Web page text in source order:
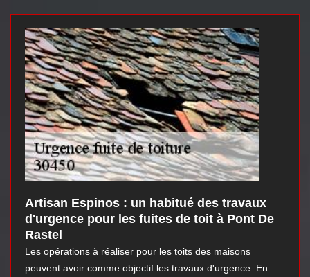
Artisan Espinos : un habitué des travaux
d'urgence pour les fuites de toit à Pont De
Rastel
Les opérations à réaliser pour les toits des maisons
peuvent avoir comme objectif les travaux d'urgence. En